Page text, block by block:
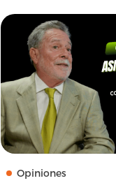
Opiniones